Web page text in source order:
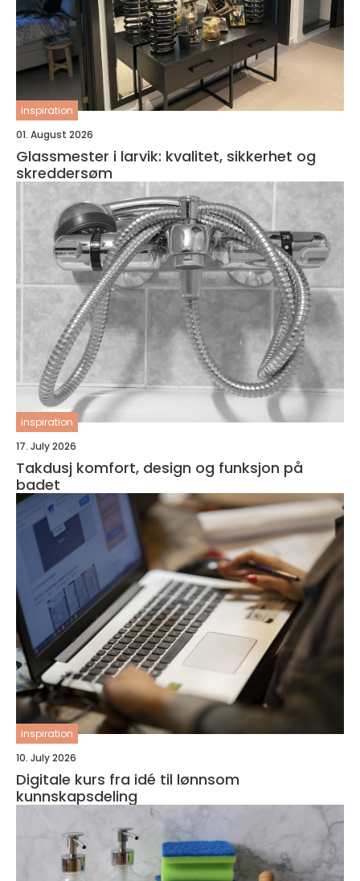
inspiration
01. August 2026
Glassmester i larvik: kvalitet, sikkerhet og
skreddersøm
inspiration
17. July 2026
Takdusj komfort, design og funksjon på
badet
inspiration
10. July 2026
Digitale kurs fra idé til lønnsom
kunnskapsdeling